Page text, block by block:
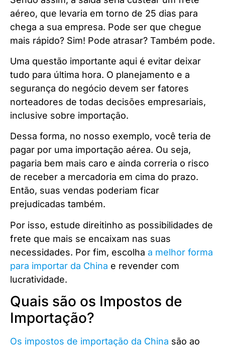
aéreo, que levaria em torno de 25 dias para
chega a sua empresa. Pode ser que chegue
mais rápido? Sim! Pode atrasar? Também pode.
Uma questão importante aqui é evitar deixar
tudo para última hora. O planejamento e a
segurança do negócio devem ser fatores
norteadores de todas decisões empresariais,
inclusive sobre importação.
Dessa forma, no nosso exemplo, você teria de
pagar por uma importação aérea. Ou seja,
pagaria bem mais caro e ainda correria o risco
de receber a mercadoria em cima do prazo.
Então, suas vendas poderiam ficar
prejudicadas também.
Por isso, estude direitinho as possibilidades de
frete que mais se encaixam nas suas
necessidades. Por fim, escolha a melhor forma
para importar da China e revender com
lucratividade.
Quais são os Impostos de
Importação?
Os impostos de importação da China são ao